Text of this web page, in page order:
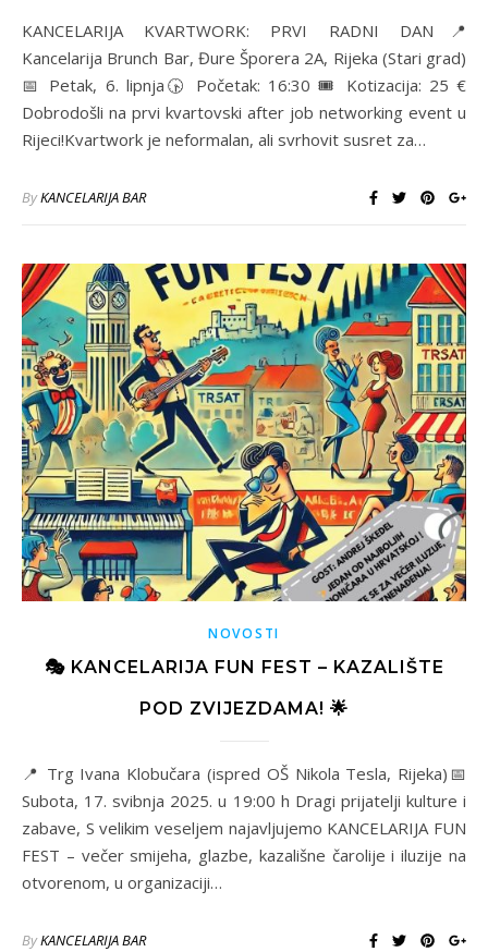
KANCELARIJA KVARTWORK: PRVI RADNI DAN📍
Kancelarija Brunch Bar, Đure Šporera 2A, Rijeka (Stari grad)
📅 Petak, 6. lipnja🕟 Početak: 16:30 🎟️ Kotizacija: 25 €
Dobrodošli na prvi kvartovski after job networking event u
Rijeci!Kvartwork je neformalan, ali svrhovit susret za…
ByKANCELARIJA BAR
NOVOSTI
🎭 KANCELARIJA FUN FEST – KAZALIŠTE
POD ZVIJEZDAMA! 🌟
📍 Trg Ivana Klobučara (ispred OŠ Nikola Tesla, Rijeka)📅
Subota, 17. svibnja 2025. u 19:00 h Dragi prijatelji kulture i
zabave, S velikim veseljem najavljujemo KANCELARIJA FUN
FEST – večer smijeha, glazbe, kazališne čarolije i iluzije na
otvorenom, u organizaciji…
ByKANCELARIJA BAR